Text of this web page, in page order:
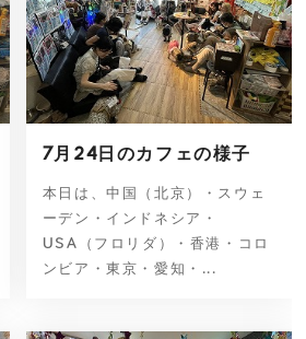
7月24日のカフェの様子
本日は、中国（北京）・スウェ
ーデン・インドネシア・
USA（フロリダ）・香港・コロ
ンビア・東京・愛知・...